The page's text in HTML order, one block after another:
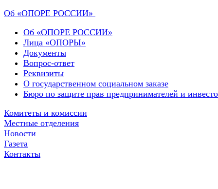
Об «ОПОРЕ РОССИИ»
Об «ОПОРЕ РОССИИ»
Лица «ОПОРЫ»
Документы
Вопрос-ответ
Реквизиты
О государственном социальном заказе
Бюро по защите прав предпринимателей и
Комитеты и комиссии
Местные отделения
Новости
Газета
Контакты